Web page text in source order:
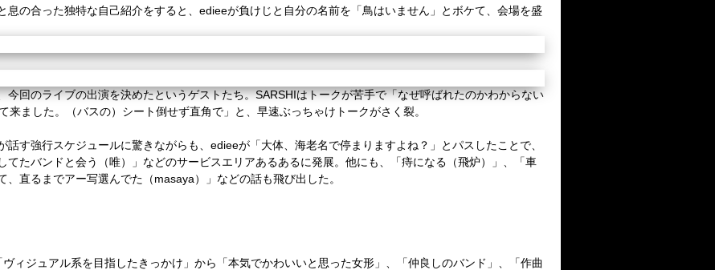
息の合った独特な自己紹介をすると、edieeが負けじと自分の名前を「鳥はいません」とボケて、会場を盛
今回のライブの出演を決めたというゲストたち。SARSHIはトークが苦手で「なぜ呼ばれたのかわからない
来ました。（バスの）シート倒せず直角で」と、早速ぶっちゃけトークがさく裂。
話す強行スケジュールに驚きながらも、edieeが「大体、海老名で停まりますよね？」とパスしたことで、
てたバンドと会う（唯）」などのサービスエリアあるあるに発展。他にも、「痔になる（飛炉）」、「車
直るまでアー写選んでた（masaya）」などの話も飛び出した。
ィジュアル系を目指したきっかけ」から「本気でかわいいと思った女形」、「仲良しのバンド」、「作曲